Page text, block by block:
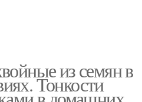
из семян в
Тонкости